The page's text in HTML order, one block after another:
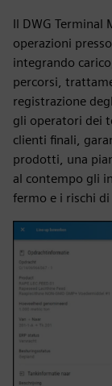
Il DWG Terminal
operazioni
integrando
percorsi,
registrazione
gli operatori dei
clienti finali,
prodotti, una
al contempo gli
fermo e i rischi